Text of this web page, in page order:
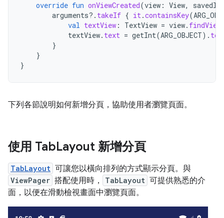
override fun onViewCreated(view : View,
arguments?. takeIf { it.containsKey(
val textView : TextView = view.
textView. text = getInt(ARG_OBJECT).
}
}
}
下列各節說明如何新增分頁，協助使用者瀏覽頁面。
使用 TabLayout 新增分頁
TabLayout 可讓您以橫向排列的方式顯示分頁。與
ViewPager 搭配使用時， TabLayout 可提供熟悉的介
面，以便在滑動檢視畫面中瀏覽頁面。